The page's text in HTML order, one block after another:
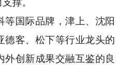
撑。
等国际品牌，津上、沈阳
德客、松下等行业龙头的
创新成果交融互鉴的良